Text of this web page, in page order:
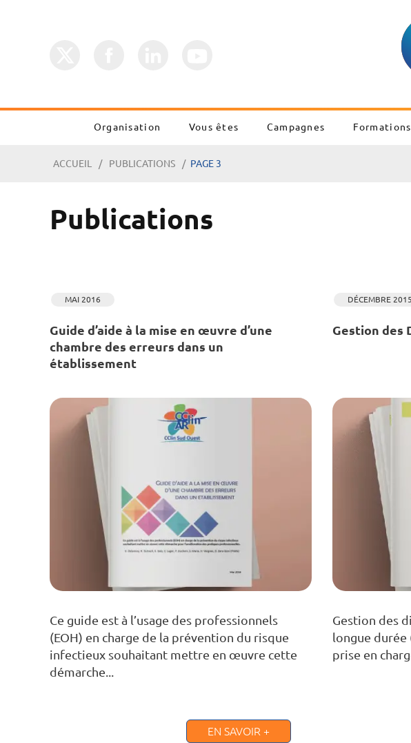
Organisation Vous êtes Campagnes Formations
ACCUEIL PUBLICATIONS PAGE 3
Publications
MAI 2016
Guide d’aide à la mise en œuvre d’une
chambre des erreurs dans un
établissement
Ce guide est à l’usage des professionnels
(EOH) en charge de la prévention du risque
infectieux souhaitant mettre en œuvre cette
démarche...
EN SAVOIR +
DÉCEMBRE 2015
Gestion des
Gestion des
longue durée
prise en